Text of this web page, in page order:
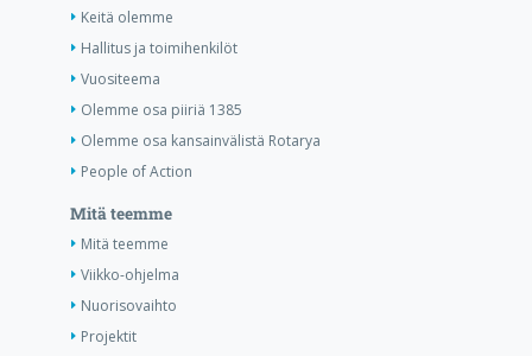
Keitä olemme
Hallitus ja toimihenkilöt
Vuositeema
Olemme osa piiriä 1385
Olemme osa kansainvälistä Rotarya
People of Action
Mitä teemme
Mitä teemme
Viikko-ohjelma
Nuorisovaihto
Projektit